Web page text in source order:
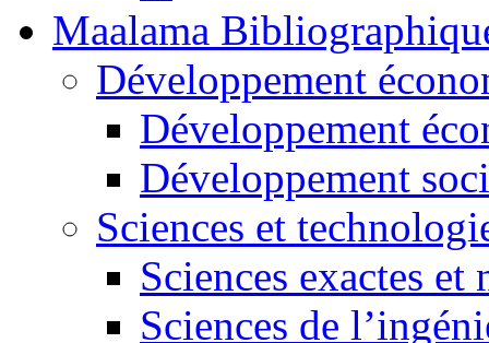
Maalama
Développement
Développement
Développement
Sciences et
Sciences exactes et
Sciences de